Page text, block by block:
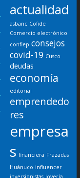
actualidad
asbanc Cofide
Comercio electrónico
confiep consejos
covid-19 Cusco
deudas
economía
editorial
emprendedo
res
empresa
s financiera Frazadas
Huánuco influencer
inversionistas Joyería